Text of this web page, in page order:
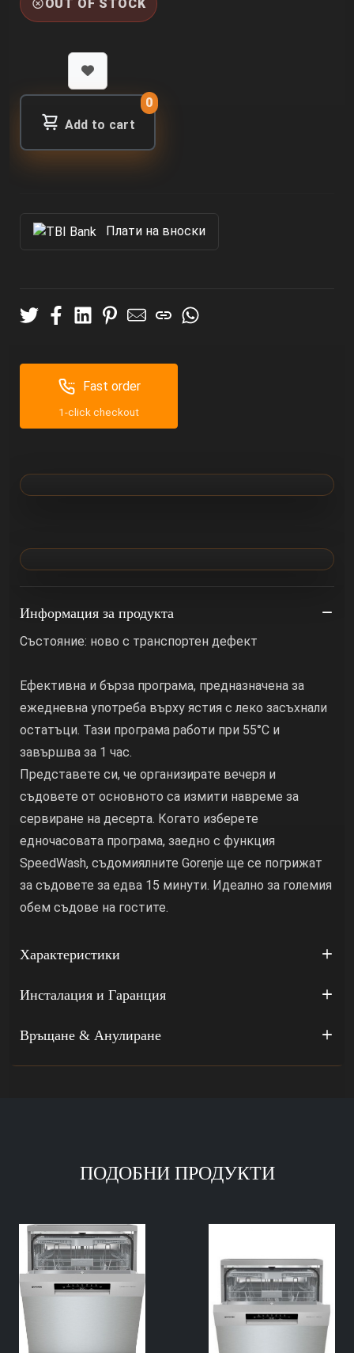
OUT OF STOCK
Add to cart
0
Πлати на вноски
Fast order
1-click checkout
Информация за продукта
Състояние: ново с транспортен дефект
Ефективна и бърза програма, предназначена за
ежедневна употреба върху ястия с леко засъхнали
остатъци. Тази програма работи при 55°C и
завършва за 1 час.
Представете си, че организирате вечеря и
съдовете от основното са измити навреме за
сервиране на десерта. Когато изберете
едночасовата програма, заедно с функция
SpeedWash, съдомиялните Gorenje ще се погрижат
за съдовете за едва 15 минути. Идеално за големия
обем съдове на гостите.
Характеристики
Инсталация и Гаранция
Връщане & Анулиране
ПОДОБНИ ПРОДУКТИ